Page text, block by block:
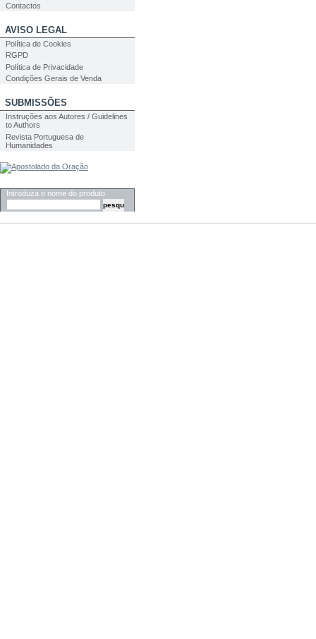
Contactos
AVISO LEGAL
Política de Cookies
RGPD
Política de Privacidade
Condições Gerais de Venda
SUBMISSÕES
Instruções aos Autores / Guidelines
to Authors
Revista Portuguesa de
Humanidades
Introduza o nome do produto